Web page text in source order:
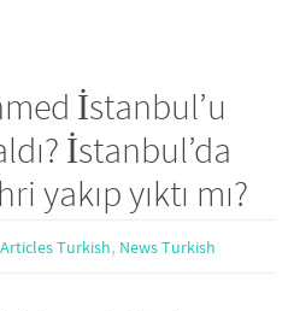
İstanbul’u
İstanbul’da
yakıp yıktı mı?
Articles Turkish, News Turkish